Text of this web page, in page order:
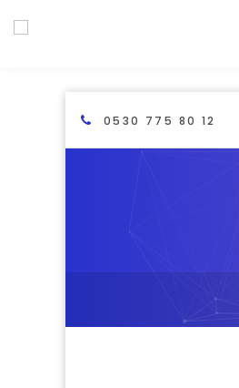
0530 775 80 12